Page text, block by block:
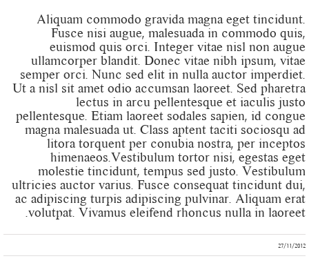
Aliquam commodo gravida magna eget tincidunt.
Fusce nisi augue, malesuada in commodo quis,
euismod quis orci. Integer vitae nisl non augue
ullamcorper blandit. Donec vitae nibh ipsum, vitae
semper orci. Nunc sed elit in nulla auctor imperdiet.
Ut a nisl sit amet odio accumsan laoreet. Sed pharetra
lectus in arcu pellentesque et iaculis justo
pellentesque. Etiam laoreet sodales sapien, id congue
magna malesuada ut. Class aptent taciti sociosqu ad
litora torquent per conubia nostra, per inceptos
himenaeos.Vestibulum tortor nisi, egestas eget
molestie tincidunt, tempus sed justo. Vestibulum
ultricies auctor varius. Fusce consequat tincidunt dui,
ac adipiscing turpis adipiscing pulvinar. Aliquam erat
volutpat. Vivamus eleifend rhoncus nulla in laoreet.
27/11/2012